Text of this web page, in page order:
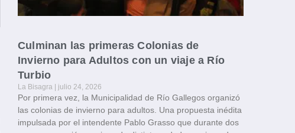
Culminan las primeras Colonias de
Invierno para Adultos con un viaje a Río
Turbio
La Bisagra julio 24, 2026
Por primera vez, la Municipalidad de Río Gallegos organizó
las colonias de invierno para adultos. Una propuesta inédita
impulsada por el intendente Pablo Grasso que durante dos